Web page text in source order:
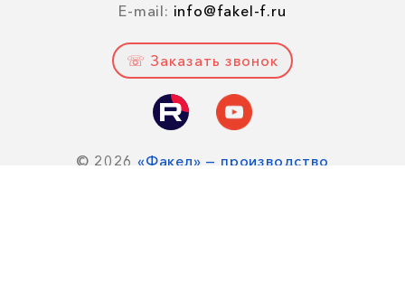
E-mail: info@fakel-f.ru
☏ Заказать звонок
© 2026 «Факел» — производство